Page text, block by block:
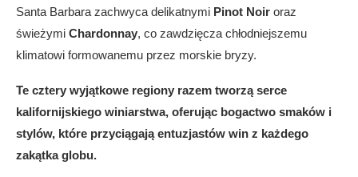
Santa Barbara zachwyca delikatnymi Pinot Noir oraz
świeżymi Chardonnay, co zawdzięcza chłodniejszemu
klimatowi formowanemu przez morskie bryzy.
Te cztery wyjątkowe regiony razem tworzą serce
kalifornijskiego winiarstwa, oferując bogactwo smaków i
stylów, które przyciągają entuzjastów win z każdego
zakątka globu.